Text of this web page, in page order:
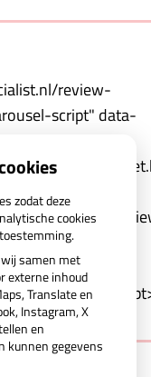
review-
script" data-
zodat deze
cookies
samen met
externe inhoud
Translate en
Instagram, X
en
kunnen gegevens